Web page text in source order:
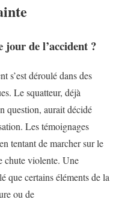
jour de l’accident ?
s’est déroulé dans des
Le squatteur, déjà
question, aurait décidé
Les témoignages
tentant de marcher sur le
chute violente. Une
que certains éléments de la
ou de